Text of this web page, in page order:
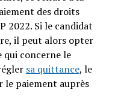
des droits
2022. Si le candidat
il peut alors opter
qui concerne le
sa quittance, le
le paiement auprès